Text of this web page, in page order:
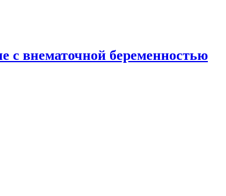
с внематочной беременностью